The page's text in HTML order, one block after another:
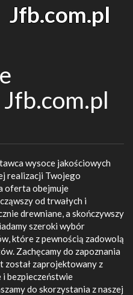
Jfb.com.pl
wysoce jakościowych
realizacji Twojego
oferta obejmuje
od trwałych i
drewniane, a skończywszy
szeroki wybór
które z pewnością zadowolą
Zachęcamy do zapoznania
został zaprojektowany z
i bezpieczeństwie
do skorzystania z naszej